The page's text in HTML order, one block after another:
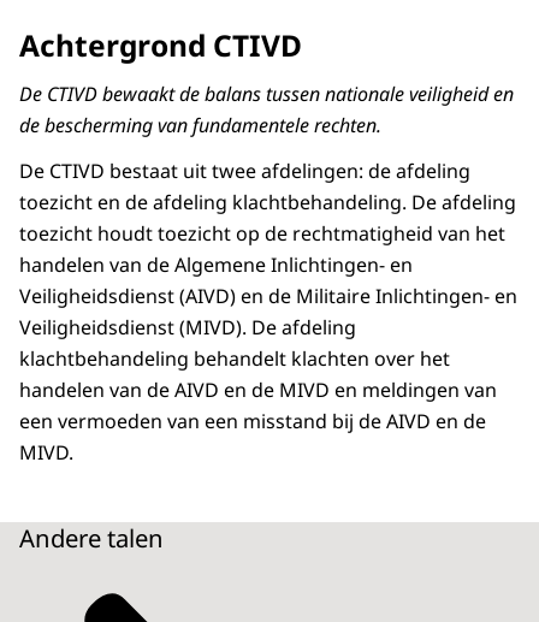
Achtergrond CTIVD
De CTIVD bewaakt de balans tussen nationale veiligheid en
de bescherming van fundamentele rechten.
De CTIVD bestaat uit twee afdelingen: de afdeling
toezicht en de afdeling klachtbehandeling. De afdeling
toezicht houdt toezicht op de rechtmatigheid van het
handelen van de Algemene Inlichtingen- en
Veiligheidsdienst (AIVD) en de Militaire Inlichtingen- en
Veiligheidsdienst (MIVD). De afdeling
klachtbehandeling behandelt klachten over het
handelen van de AIVD en de MIVD en meldingen van
een vermoeden van een misstand bij de AIVD en de
MIVD.
Andere talen